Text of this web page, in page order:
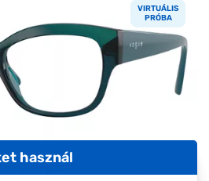
szemüvegekre
Seen Belépőár
ajánlat
VIRTUÁLIS
PRÓBA
használ